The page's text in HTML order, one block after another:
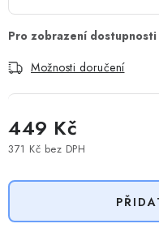
Možnosti doručení
449 Kč
371 Kč bez DPH